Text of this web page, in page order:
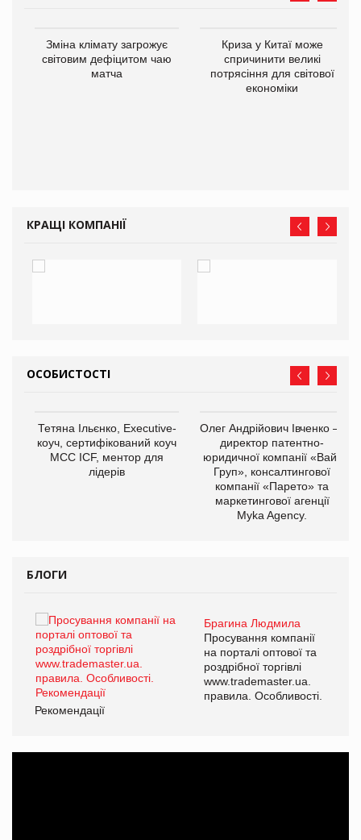
Зміна клімату загрожує
світовим дефіцитом чаю
матча
Криза у Китаї може
спричинити великі
потрясіння для світової
економіки
КРАЩІ КОМПАНІЇ
ОСОБИСТОСТІ
Тетяна Ільєнко, Executive-
коуч, сертифікований коуч
МСС ICF, ментор для
лідерів
Олег Андрійович Івченко —
директор патентно-
юридичної компанії «Вайз
Груп», консалтингової
компанії «Парето» та
маркетингової агенції
Myka Agency.
БЛОГИ
Брагина Людмила
Просування компанії
на порталі оптової та
роздрібної торгівлі
www.trademaster.ua.
правила. Особливості.
Рекомендації